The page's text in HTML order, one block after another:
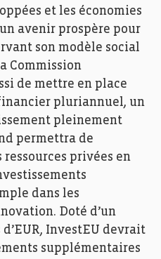
et les économies
avenir prospère pour
son modèle social
Commission
de mettre en place
pluriannuel, un
pleinement
permettra de
privées en
dans les
Doté d’un
InvestEU devrait
supplémentaires